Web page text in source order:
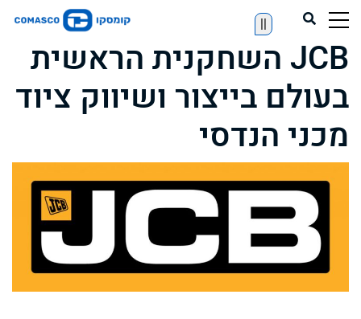
||
JCB השחקנית הראשית
בעולם בייצור ושיווק ציוד
מכני הנדסי